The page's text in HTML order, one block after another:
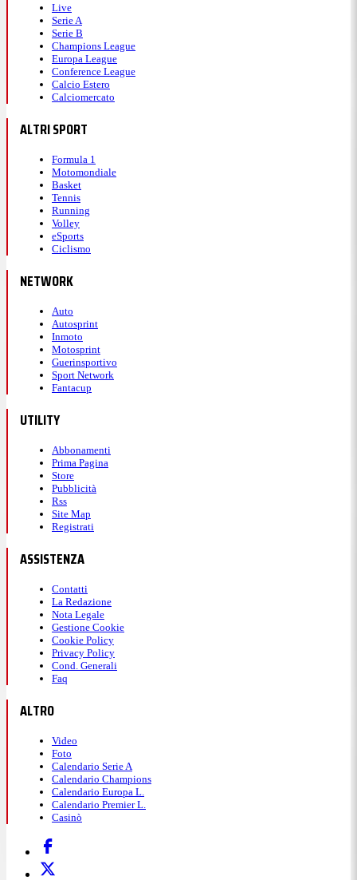
Live
Serie A
Serie B
Champions League
Europa League
Conference League
Calcio Estero
Calciomercato
ALTRI SPORT
Formula 1
Motomondiale
Basket
Tennis
Running
Volley
eSports
Ciclismo
NETWORK
Auto
Autosprint
Inmoto
Motosprint
Guerinsportivo
Sport Network
Fantacup
UTILITY
Abbonamenti
Prima Pagina
Store
Pubblicità
Rss
Site Map
Registrati
ASSISTENZA
Contatti
La Redazione
Nota Legale
Gestione Cookie
Cookie Policy
Privacy Policy
Cond. Generali
Faq
ALTRO
Video
Foto
Calendario Serie A
Calendario Champions
Calendario Europa L.
Calendario Premier L.
Casinò